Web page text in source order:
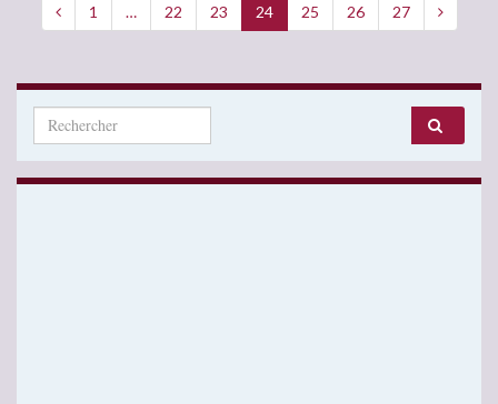
1 … 22 23 24 25 26 27
Search for: